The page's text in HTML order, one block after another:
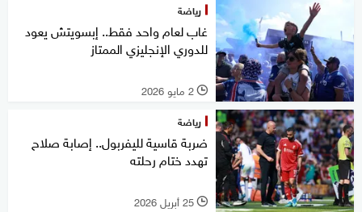
رياضة
غاب لعام واحد فقط.. إبسويتش يعود
للدوري الإنجليزي الممتاز
l 2 مايو 2026
رياضة
ضربة قاسية لليفربول.. إصابة صلاح
تهدد ختام رحلته
l 25 أبريل 2026